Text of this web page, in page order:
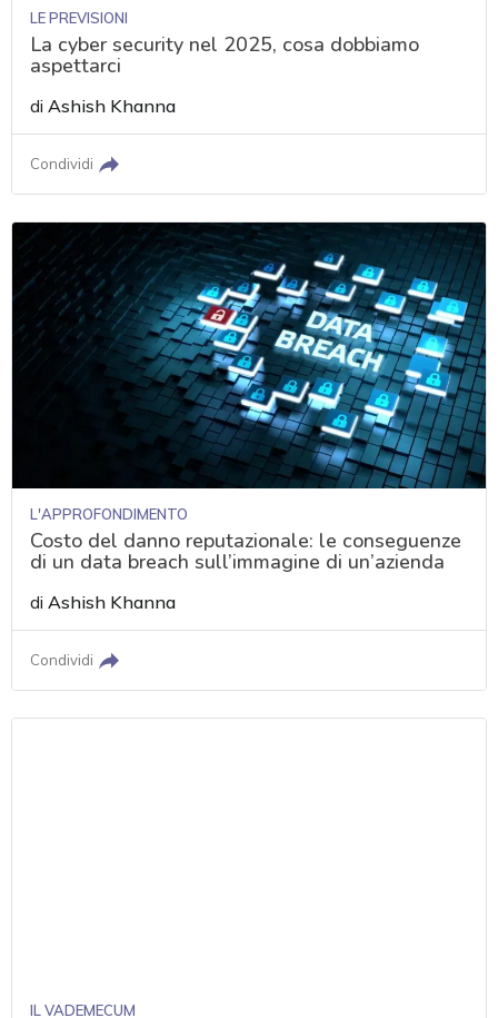
LE PREVISIONI
La cyber security nel 2025, cosa dobbiamo
aspettarci
diAshish Khanna
Condividi
L'APPROFONDIMENTO
Costo del danno reputazionale: le conseguenze
di un data breach sull’immagine di un’azienda
diAshish Khanna
Condividi
IL VADEMECUM